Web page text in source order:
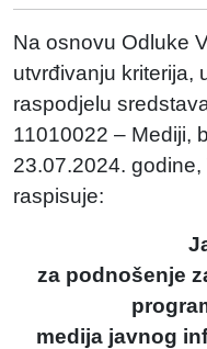
Na osnovu Odluke
utvrđivanju kriterija,
raspodjelu
11010022 – Mediji,
23.07.2024.
raspisuje:
za podnošenje
medija javnog